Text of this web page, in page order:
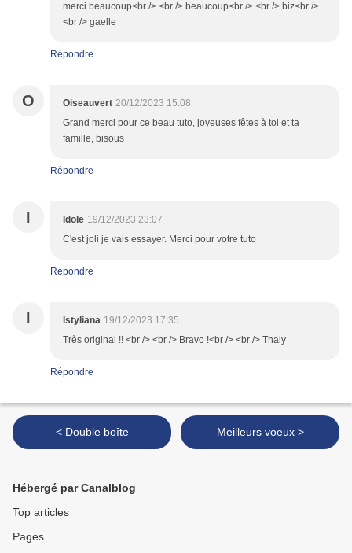
merci beaucoup<br /> <br /> beaucoup<br /> <br /> biz<br />
<br /> gaelle
Répondre
O Oiseauvert 20/12/2023 15:08
Grand merci pour ce beau tuto, joyeuses fêtes à toi et ta
famille, bisous
Répondre
I Idole 19/12/2023 23:07
C'est joli je vais essayer. Merci pour votre tuto
Répondre
I Istyliana 19/12/2023 17:35
Très original !! <br /> <br /> Bravo !<br /> <br /> Thaly
Répondre
< Double boîte Meilleurs voeux >
Hébergé par Canalblog
Top articles
Pages